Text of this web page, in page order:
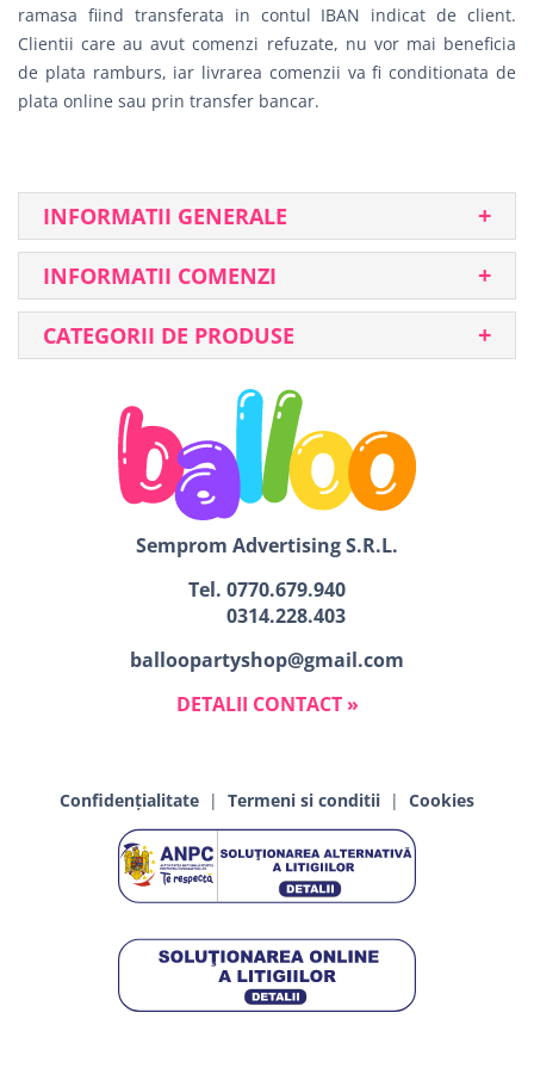
ramasa fiind transferata in contul IBAN indicat de client.
Clientii care au avut comenzi refuzate, nu vor mai beneficia
de plata ramburs, iar livrarea comenzii va fi conditionata de
plata online sau prin transfer bancar.
INFORMATII GENERALE
INFORMATII COMENZI
CATEGORII DE PRODUSE
Semprom Advertising S.R.L.
Tel. 0770.679.940
0314.228.403
balloopartyshop@gmail.com
DETALII CONTACT »
Confidențialitate | Termeni si conditii | Cookies